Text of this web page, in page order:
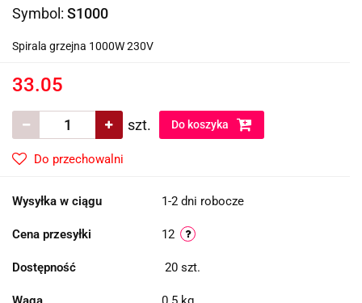
Symbol: S1000
Spirala grzejna 1000W 230V
33.05
szt. Do koszyka
Do przechowalni
Wysyłka w ciągu 1-2 dni robocze
Cena przesyłki 12
Dostępność 20 szt.